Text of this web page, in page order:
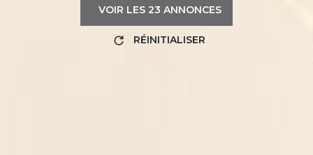
VOIR LES 23 ANNONCES
RÉINITIALISER